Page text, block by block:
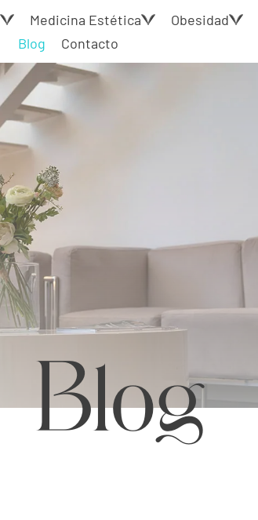
Medicina Estética Obesidad
Blog
Contacto
Blog